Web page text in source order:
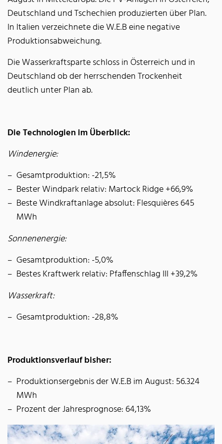
Deutschland und Tschechien produzierten über Plan.
In Italien verzeichnete die W.E.B eine negative
Produktionsabweichung.
Die Wasserkraftsparte schloss in Österreich und in
Deutschland ob der herrschenden Trockenheit
deutlich unter Plan ab.
Die Technologien im Überblick:
Windenergie:
Gesamtproduktion: -21,5%
Bester Windpark relativ: Martock Ridge +66,9%
Beste Windkraftanlage absolut: Flesquières 645
MWh
Sonnenenergie:
Gesamtproduktion: -5,0%
Bestes Kraftwerk relativ: Pfaffenschlag III +39,2%
Wasserkraft:
Gesamtproduktion: -28,8%
Produktionsverlauf bisher:
Produktionsergebnis der W.E.B im August: 56.324
MWh
Prozent der Jahresprognose: 64,13%